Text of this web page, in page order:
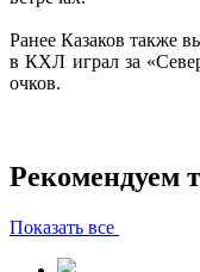
Ранее Казаков также
в КХЛ играл за
очков.
Рекомендуем
Показать все